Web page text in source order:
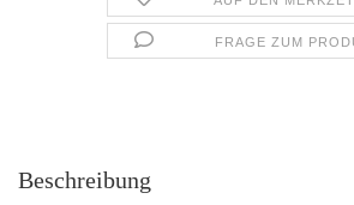
FRAGE ZUM
Beschreibung